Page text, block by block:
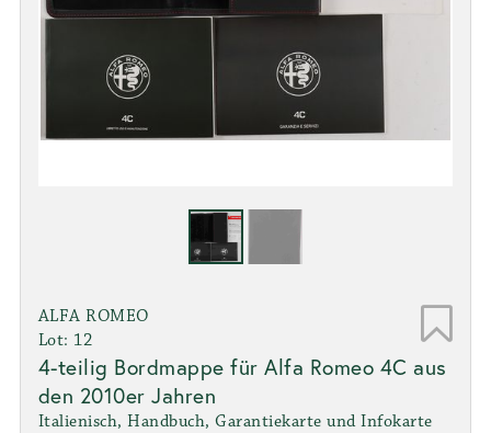
ALFA ROMEO
Lot: 12
4-teilig Bordmappe für Alfa Romeo 4C aus
den 2010er Jahren
Italienisch, Handbuch, Garantiekarte und Infokarte